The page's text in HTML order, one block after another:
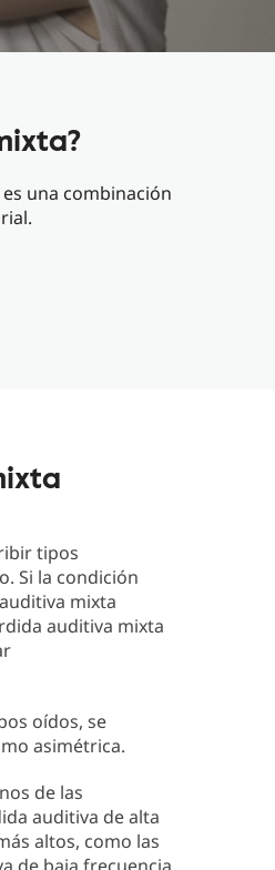
una combinación
tipos
Si la condición
mixta
auditiva mixta
oídos, se
asimétrica.
de las
auditiva de alta
altos, como las